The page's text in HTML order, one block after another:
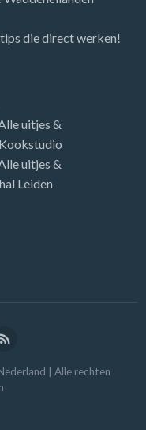
die direct werken!
uitjes &
uitjes &
Leiden
| Alle rechten